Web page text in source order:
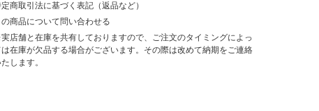
商取引法に基づく表記（返品など）
の商品について問い合わせる
店舗と在庫を共有しておりますので、ご注文のタイミングによっ
在庫が欠品する場合がございます。その際は改めて納期をご連絡
します。